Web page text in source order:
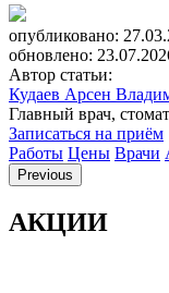
опубликовано:
обновлено:
Автор статьи:
Кудаев Арсен
Главный врач,
Записаться на приём
Работы Цены Врачи
Previous
АКЦИИ